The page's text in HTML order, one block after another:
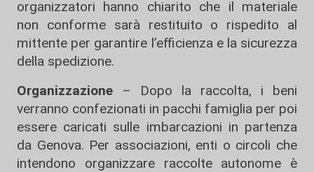
organizzatori hanno chiarito che il materiale
non conforme sarà restituito o rispedito al
mittente per garantire l’efficienza e la sicurezza
della spedizione.
Organizzazione – Dopo la raccolta, i beni
verranno confezionati in pacchi famiglia per poi
essere caricati sulle imbarcazioni in partenza
da Genova. Per associazioni, enti o circoli che
intendono organizzare raccolte autonome è